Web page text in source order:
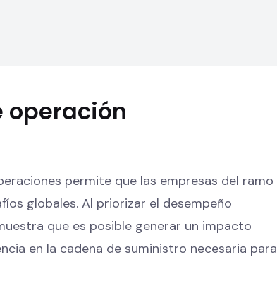
operación
permite que las empresas del ramo
globales. Al priorizar el desempeño
que es posible generar un impacto
en la cadena de suministro necesaria para